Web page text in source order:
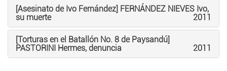
[Asesinato de Ivo Fernández] FERNÁNDEZ NIEVES Ivo,
su muerte
2011
[Torturas en el Batallón No. 8 de Paysandú]
PASTORINI Hermes, denuncia
2011